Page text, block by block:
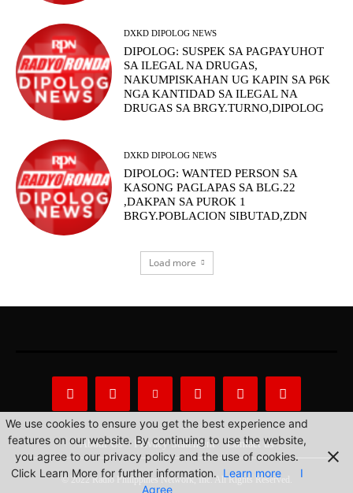
DXKD DIPOLOG NEWS
DIPOLOG: SUSPEK SA PAGPAYUHOT
SA ILEGAL NA DRUGAS,
NAKUMPISKAHAN UG KAPIN SA P6K
NGA KANTIDAD SA ILEGAL NA
DRUGAS SA BRGY.TURNO,DIPOLOG
DXKD DIPOLOG NEWS
DIPOLOG: WANTED PERSON SA
KASONG PAGLAPAS SA BLG.22
,DAKPAN SA PUROK 1
BRGY.POBLACION SIBUTAD,ZDN
Load more
About Us Privacy Statement Contact us
© 2022 Radio Philippines Network, Inc. All Rights Reserved.
We use cookies to ensure you get the best experience and
features on our website. By continuing to use the website,
you agree to our privacy policy and the use of cookies.
Click Learn More for further information. Learn more
I
Agree